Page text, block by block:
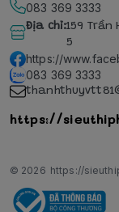
083 369 3333
Địa chỉ:159 Trần
5
https://
083 369 3333
https://
© 2026 https://